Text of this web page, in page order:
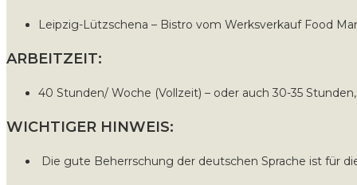
Leipzig-Lützschena – Bistro vom Werksverkauf Food
ARBEITZEIT:
40 Stunden/ Woche (Vollzeit) – oder auch 30-35
WICHTIGER HINWEIS:
Die gute Beherrschung der deutschen Sprache ist für